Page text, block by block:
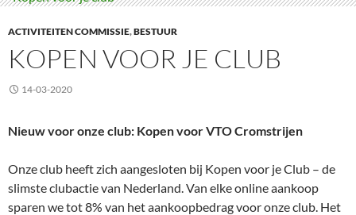
ACTIVITEITEN COMMISSIE,BESTUUR
KOPEN VOOR JE CLUB
14-03-2020
Nieuw voor onze club: Kopen voor VTO Cromstrijen
Onze club heeft zich aangesloten bij Kopen voor je Club – de
slimste clubactie van Nederland. Van elke online aankoop
sparen we tot 8% van het aankoopbedrag voor onze club. Het